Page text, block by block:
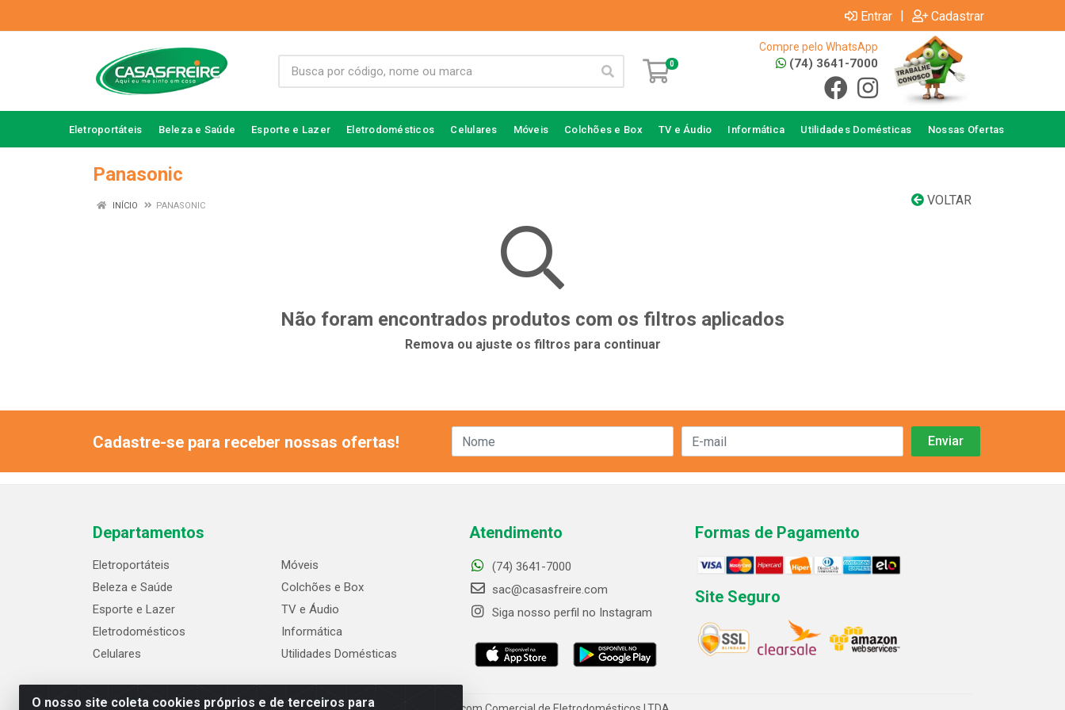
Entrar | Cadastrar
0
Compre pelo WhatsApp
(74) 3641-7000
Eletroportáteis Beleza e Saúde Esporte e Lazer Eletrodomésticos Celulares Móveis Colchões e Box TV e Áudio Informática Utilidades Domésticas Nossas Ofertas
Panasonic
VOLTAR
INÍCIO PANASONIC
Não foram encontrados produtos com os filtros aplicados
Remova ou ajuste os filtros para continuar
O nosso site coleta cookies próprios e de terceiros para
Cadastre-se para receber nossas ofertas!
Departamentos
Eletroportáteis
Beleza e Saúde
Esporte e Lazer
Eletrodomésticos
Celulares
Móveis
Colchões e Box
TV e Áudio
Informática
Utilidades Domésticas
Atendimento
(74) 3641-7000
sac@casasfreire.com
Siga nosso perfil no Instagram
Formas de Pagamento
Site Seguro